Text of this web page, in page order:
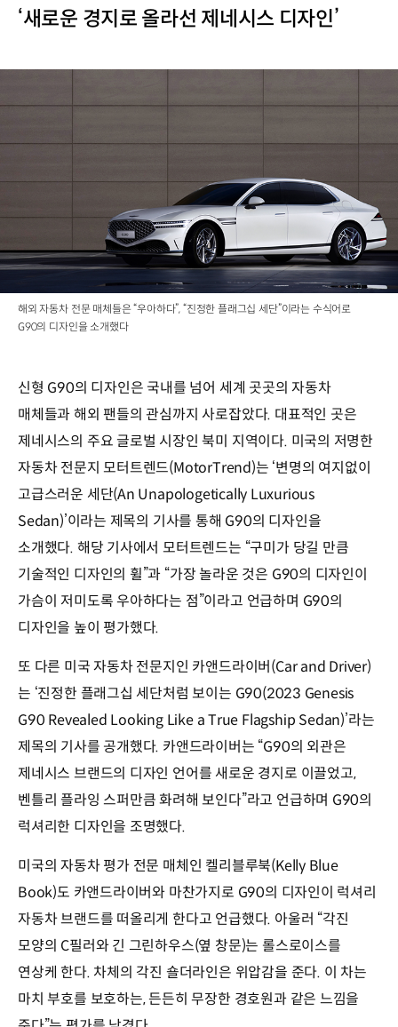
‘새로운 경지로 올라선 제네시스 디자인’
해외 자동차 전문 매체들은 “우아하다”, “진정한 플래그십 세단”이라는 수식어로
G90의 디자인을 소개했다
신형 G90의 디자인은 국내를 넘어 세계 곳곳의 자동차
매체들과 해외 팬들의 관심까지 사로잡았다. 대표적인 곳은
제네시스의 주요 글로벌 시장인 북미 지역이다. 미국의 저명한
자동차 전문지 모터트렌드(MotorTrend)는 ‘변명의 여지없이
고급스러운 세단(An Unapologetically Luxurious
Sedan)’이라는 제목의 기사를 통해 G90의 디자인을
소개했다. 해당 기사에서 모터트렌드는 “구미가 당길 만큼
기술적인 디자인의 휠”과 “가장 놀라운 것은 G90의 디자인이
가슴이 저미도록 우아하다는 점”이라고 언급하며 G90의
디자인을 높이 평가했다.
또 다른 미국 자동차 전문지인 카앤드라이버(Car and Driver)
는 ‘진정한 플래그십 세단처럼 보이는 G90(2023 Genesis
G90 Revealed Looking Like a True Flagship Sedan)’라는
제목의 기사를 공개했다. 카앤드라이버는 “G90의 외관은
제네시스 브랜드의 디자인 언어를 새로운 경지로 이끌었고,
벤틀리 플라잉 스퍼만큼 화려해 보인다”라고 언급하며 G90의
럭셔리한 디자인을 조명했다.
미국의 자동차 평가 전문 매체인 켈리블루북(Kelly Blue
Book)도 카앤드라이버와 마찬가지로 G90의 디자인이 럭셔리
자동차 브랜드를 떠올리게 한다고 언급했다. 아울러 “각진
모양의 C필러와 긴 그린하우스(옆 창문)는 롤스로이스를
연상케 한다. 차체의 각진 숄더라인은 위압감을 준다. 이 차는
마치 부호를 보호하는, 든든히 무장한 경호원과 같은 느낌을